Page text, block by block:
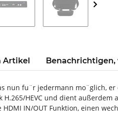
Artikel
fu¨r jedermann mo¨glich, er
HEVC und dient außerdem
IN/OUT Funktion, einen